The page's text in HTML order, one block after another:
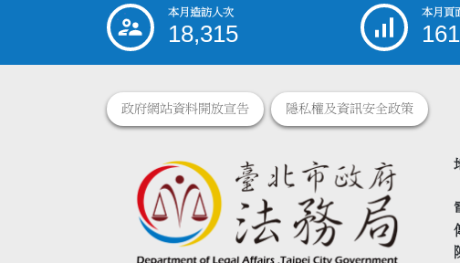
::: 本月造訪人次
18,315
本月頁
政府網站資料開放宣告 隱私權及資訊安全政策